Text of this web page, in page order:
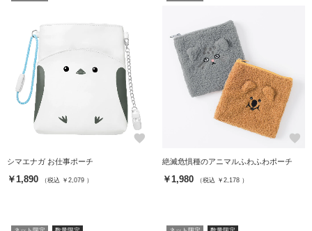
favorite
シマエナガ お仕事ポーチ
￥1,890 （税込 ￥2,079 ）
favorite
絶滅危惧種のアニマルふわふわポーチ
￥1,980 （税込 ￥2,178 ）